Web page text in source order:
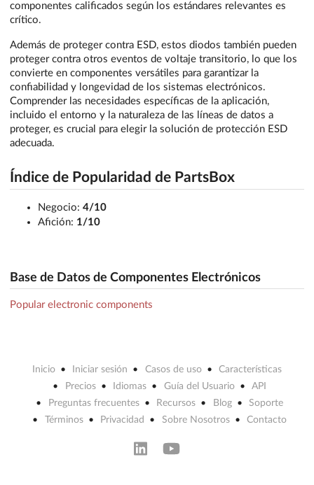
componentes calificados según los estándares relevantes es
crítico.
Además de proteger contra ESD, estos diodos también pueden
proteger contra otros eventos de voltaje transitorio, lo que los
convierte en componentes versátiles para garantizar la
confiabilidad y longevidad de los sistemas electrónicos.
Comprender las necesidades específicas de la aplicación,
incluido el entorno y la naturaleza de las líneas de datos a
proteger, es crucial para elegir la solución de protección ESD
adecuada.
Índice de Popularidad de PartsBox
Negocio: 4/10
Afición: 1/10
Base de Datos de Componentes Electrónicos
Popular electronic components
Inicio Iniciar sesión Casos de uso
Características
Precios
Idiomas Guía del Usuario
API
Preguntas frecuentes
Recursos Blog
Soporte
Términos
Privacidad Sobre Nosotros Contacto